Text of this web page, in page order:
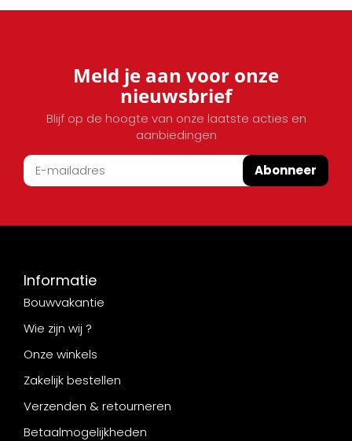
Meld je aan voor onze
nieuwsbrief
Blijf op de hoogte van onze laatste acties en
aanbiedingen
Abonneer
Informatie
Bouwvakantie
Wie zijn wij ?
Onze winkels
Zakelijk bestellen
Verzenden & retourneren
Betaalmogelijkheden